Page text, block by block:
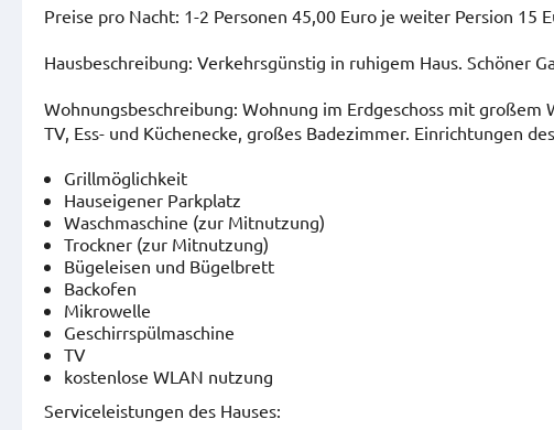
Preise pro Nacht: 1-2 Personen 45,00 Euro je weiter Persion 15
Hausbeschreibung: Verkehrsgünstig in ruhigem Haus. Schöner
Wohnungsbeschreibung: Wohnung im Erdgeschoss mit
TV, Ess- und Küchenecke, großes Badezimmer. Einrichtungen
Grillmöglichkeit
Hauseigener Parkplatz
Waschmaschine (zur Mitnutzung)
Trockner (zur Mitnutzung)
Bügeleisen und Bügelbrett
Backofen
Mikrowelle
Geschirrspülmaschine
TV
kostenlose WLAN nutzung
Serviceleistungen des Hauses: